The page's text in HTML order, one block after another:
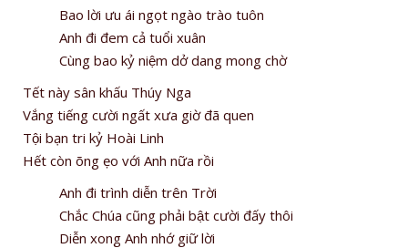
Bao lời ưu ái ngọt ngào trào tuôn
Anh đi đem cả tuổi xuân
Cùng bao kỷ niệm dở dang mong chờ
Tết này sân khấu Thúy Nga
Vắng tiếng cười ngất xưa giờ đã quen
Tội bạn tri kỷ Hoài Linh
Hết còn õng ẹo với Anh nữa rồi
Anh đi trình diễn trên Trời
Chắc Chúa cũng phải bật cười đấy thôi
Diễn xong Anh nhớ giữ lời